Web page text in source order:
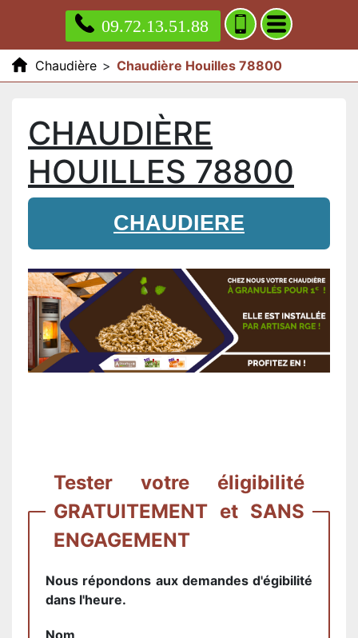
09.72.13.51.88
Chaudière > Chaudière Houilles 78800
CHAUDIÈRE
HOUILLES 78800
CHAUDIERE
Tester votre éligibilité
GRATUITEMENT et SANS
ENGAGEMENT
Nous répondons aux demandes d'égibilité
dans l'heure.
Nom